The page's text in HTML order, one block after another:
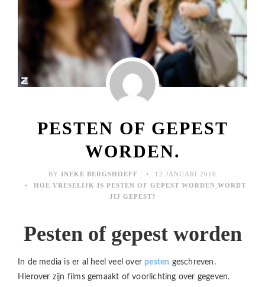
PESTEN OF GEPEST
WORDEN.
BY INEKE BERGSHOEFF
12 JANUARI 2016
HOE VRESELIJK IS PESTEN OF GEPEST WORDEN WORDT
JIJ GEPEST?
Pesten of gepest worden
In de media is er al heel veel over pesten geschreven.
Hierover zijn films gemaakt of voorlichting over gegeven.